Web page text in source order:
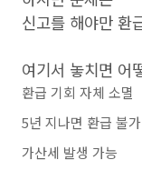
신고를 해야만 환
여기서 놓치면 어
환급 기회 자체 소멸
5년 지나면 환급 불가
가산세 발생 가능